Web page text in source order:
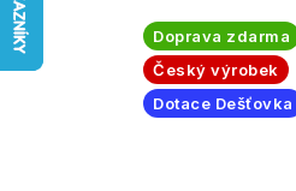
Doprava zdarma
Český výrobek
Dotace Dešťovka